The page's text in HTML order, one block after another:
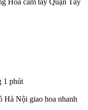
Hoa cầm tay Quận Tây
1 phút
Hà Nội giao hoa nhanh